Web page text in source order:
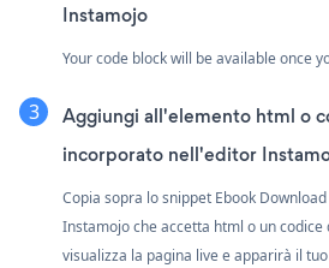
Instamojo
Your code block will be available once
Aggiungi all'elemento html o
incorporato nell'editor
Copia sopra lo snippet Ebook
Instamojo che accetta html o un
visualizza la pagina live e apparirà il